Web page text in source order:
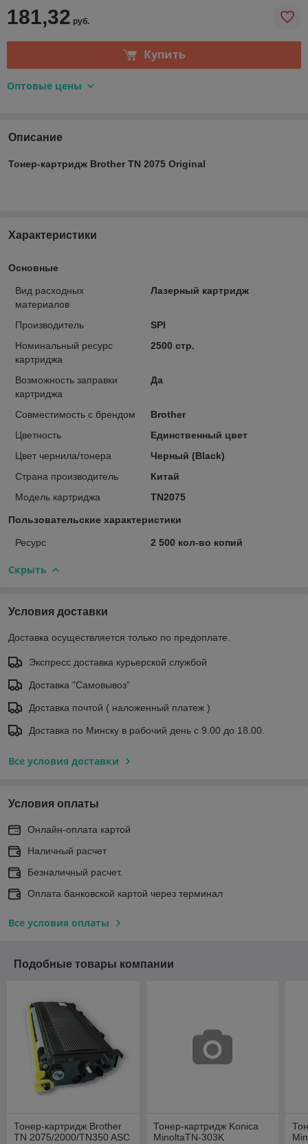
181,32 руб.
Купить
Оптовые цены
Описание
Тонер-картридж Brother TN 2075 Original
Характеристики
Основные
Вид расходных
материалов
Лазерный картридж
Производитель
SPI
Номинальный ресурс
картриджа
2500 стр.
Возможность заправки
картриджа
Да
Совместимость с брендом
Brother
Цветность
Единственный цвет
Цвет чернила/тонера
Черный (Black)
Страна производитель
Китай
Модель картриджа
TN2075
Пользовательские характеристики
Ресурс 2 500 кол-во копий
Скрыть
Условия доставки
Доставка осуществляется только по предоплате.
Экспресс доставка курьерской службой
Доставка "Самовывоз"
Доставка почтой ( наложенный платеж )
Доставка по Минску в рабочий день с 9.00 до 18.00.
Все условия доставки
Условия оплаты
Онлайн-оплата картой
Наличный расчет
Безналичный расчет.
Оплата банковской картой через терминал
Все условия оплаты
Подобные товары компании
Тонер-картридж Brother
TN 2075/2000/TN350 ASC
Тонер-картридж Konica
MinoltaTN-303K